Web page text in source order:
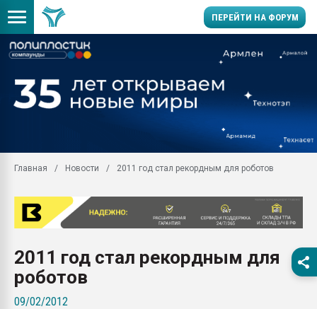
ПЕРЕЙТИ НА ФОРУМ
производство SPC
заводу пластмасс"
Помощь в подборе
Вакуум-формовочные
ближайшее
Подмосковье, Москва
первый план в
пластмасс
Главная Новости 2011 год стал рекордным для роботов
2011 год стал рекордным для
роботов
09/02/2012